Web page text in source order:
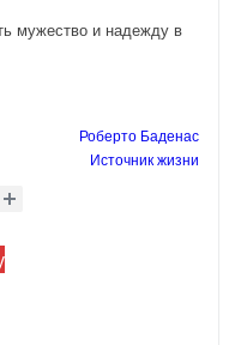
мужество и надежду в
Роберто Баденас
Источник жизни